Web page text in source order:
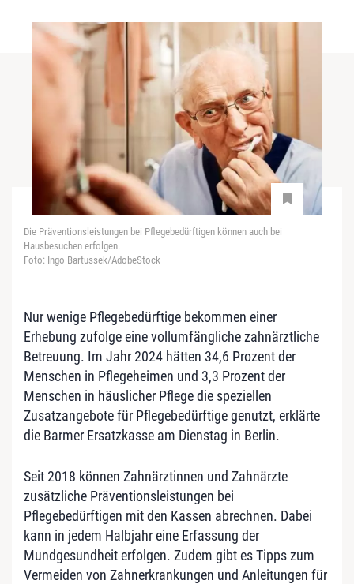
Die Präventionsleistungen bei Pflegebedürftigen können auch bei
Hausbesuchen erfolgen.
Foto: Ingo Bartussek/AdobeStock
Nur wenige Pflegebedürftige bekommen einer
Erhebung zufolge eine vollumfängliche zahnärztliche
Betreuung. Im Jahr 2024 hätten 34,6 Prozent der
Menschen in Pflegeheimen und 3,3 Prozent der
Menschen in häuslicher Pflege die speziellen
Zusatzangebote für Pflegebedürftige genutzt, erklärte
die Barmer Ersatzkasse am Dienstag in Berlin.
Seit 2018 können Zahnärztinnen und Zahnärzte
zusätzliche Präventionsleistungen bei
Pflegebedürftigen mit den Kassen abrechnen. Dabei
kann in jedem Halbjahr eine Erfassung der
Mundgesundheit erfolgen. Zudem gibt es Tipps zum
Vermeiden von Zahnerkrankungen und Anleitungen für